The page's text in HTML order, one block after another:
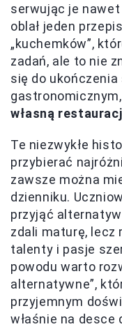
serwując je nawet
oblał jeden
„kuchemków”,
zadań, ale to nie
się do
własną
Te niezwykłe
przybierać
zawsze można
dzienniku.
przyjąć
zdali maturę, lecz
talenty i pasje
powodu warto
alternatywne”,
przyjemnym
właśnie na desce